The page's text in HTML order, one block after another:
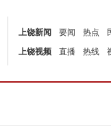
上饶新闻 要闻 热点
上饶视频
直播 热线